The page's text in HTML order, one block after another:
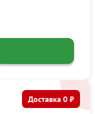
Доставка 0 ₽